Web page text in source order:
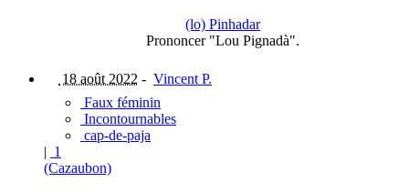
(lo) Pinhadar
Prononcer "Lou Pignadà".
18 août 2022 - Vincent P.
Faux féminin
Incontournables
cap-de-paja
| 1
(Cazaubon)